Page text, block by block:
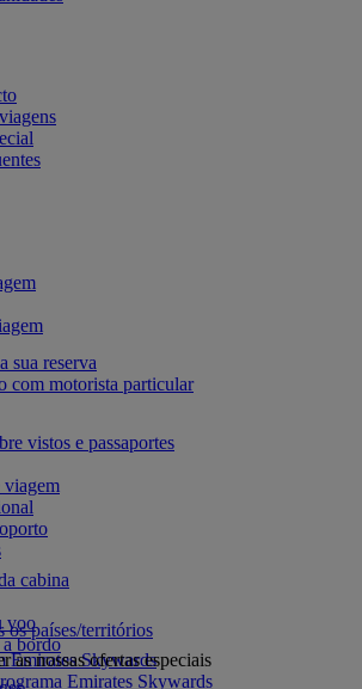
sua reserva
com motorista particular
vistos e passaportes
viagem
os países/territórios
cabina
voo
bordo
Emirates Skywards
Emirates Skywards
as nossas ofertas especiais